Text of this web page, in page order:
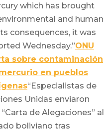
which has brought
and human
consequences, it was
Wednesday.”ONU
sobre contaminación
en pueblos
“Especialistas de
Unidas enviaron
“Carta de Alegaciones” al
boliviano tras